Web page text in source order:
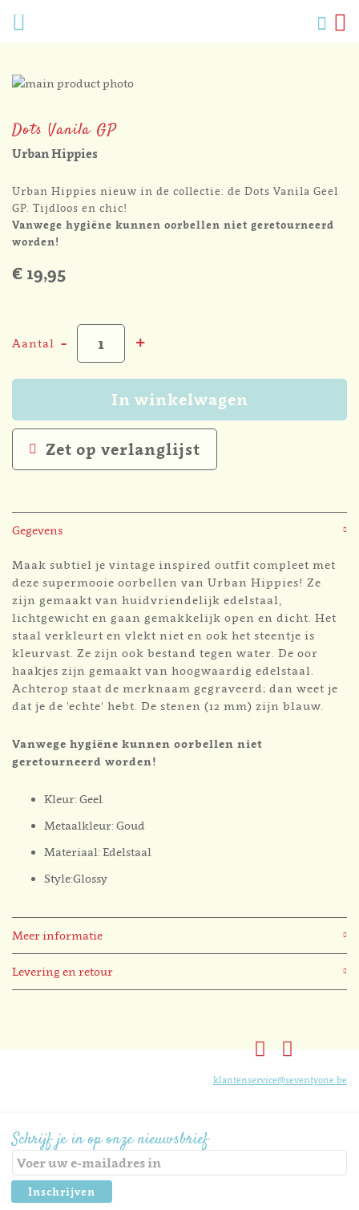
Zoek
Dots Vanila GP
Urban Hippies
Urban Hippies nieuw in de collectie: de Dots Vanila Geel
GP. Tijdloos en chic!
Vanwege hygiëne kunnen oorbellen niet geretourneerd
worden!
€ 19,95
Aantal - +
In winkelwagen
Zet op verlanglijst
Gegevens
Maak subtiel je vintage inspired outfit compleet met
deze supermooie oorbellen van Urban Hippies! Ze
zijn gemaakt van huidvriendelijk edelstaal,
lichtgewicht en gaan gemakkelijk open en dicht. Het
staal verkleurt en vlekt niet en ook het steentje is
kleurvast. Ze zijn ook bestand tegen water. De oor
haakjes zijn gemaakt van hoogwaardig edelstaal.
Achterop staat de merknaam gegraveerd; dan weet je
dat je de 'echte' hebt. De stenen (12 mm) zijn blauw.
Vanwege hygiëne kunnen oorbellen niet
geretourneerd worden!
Kleur: Geel
Metaalkleur: Goud
Materiaal: Edelstaal
Style:Glossy
Meer informatie
Levering en retour
Ga
einde
van
afbeeldingen-
gallerij
het
begin
de
afbeeldingen-
gallerij
Schrijf je in op onze nieuwsbrief
Inschrijven
klantenservice@seventyone.be